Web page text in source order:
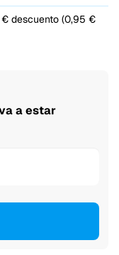
€ descuento (0,95 €
a estar